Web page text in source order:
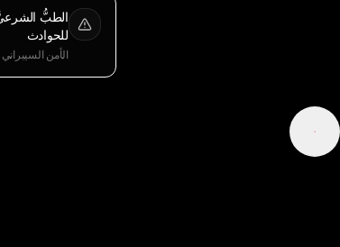
الطبُّ
للحوادث
الأمن